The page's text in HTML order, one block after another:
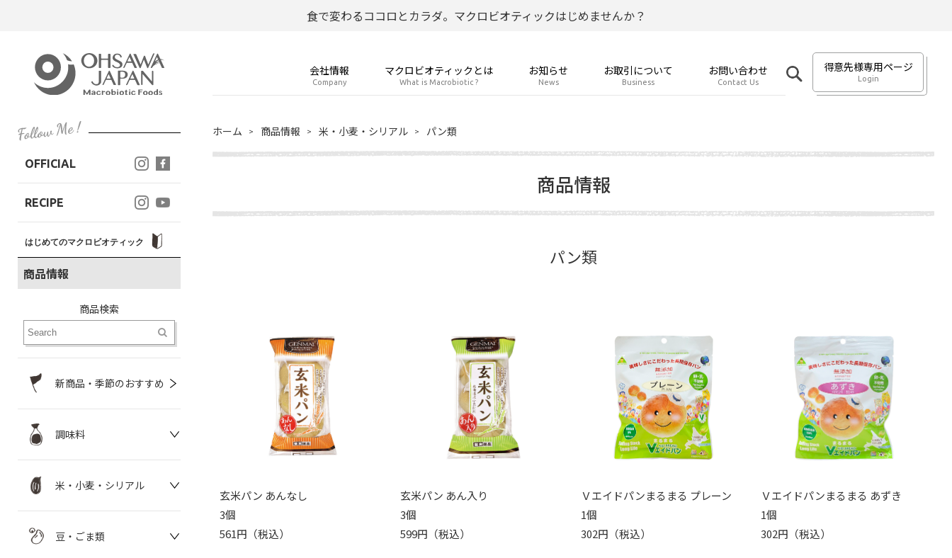
食で変わるココロとカラダ。マクロビオティックはじめませんか？
会社情報
Company
マクロビオティックとは
What is Macrobiotic ?
お知らせ
News
お取引について
Business
お問い合わせ
Contact Us
得意先様専用ページ
Login
OFFICIAL
RECIPE
はじめてのマクロビオティック
商品情報
商品検索
新商品・季節のおすすめ
調味料
米・小麦・シリアル
豆・ごま類
ホーム 商品情報 米・小麦・シリアル パン類
商品情報
パン類
玄米パン あんなし
3個
561円（税込）
玄米パン あん入り
3個
599円（税込）
Ｖエイドパンまるまる プレーン
1個
302円（税込）
Ｖエイドパンまるまる あずき
1個
302円（税込）